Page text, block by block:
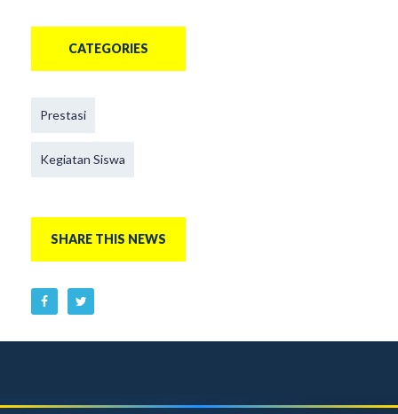
CATEGORIES
Prestasi
Kegiatan Siswa
SHARE THIS NEWS